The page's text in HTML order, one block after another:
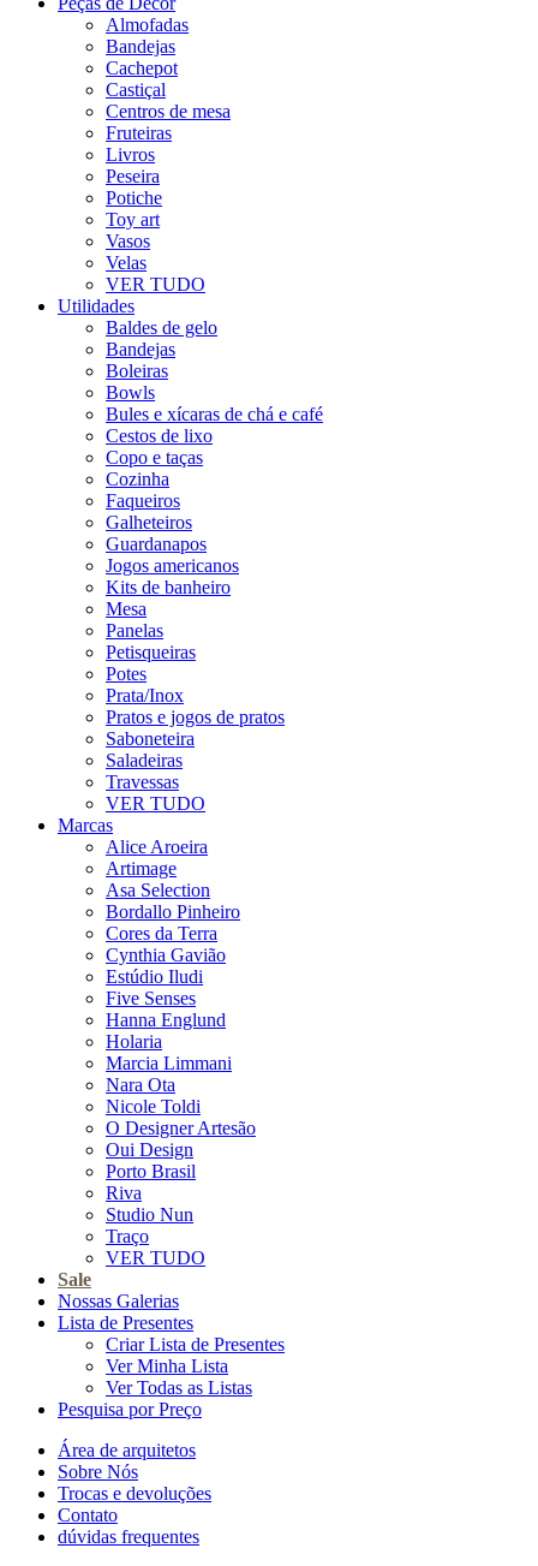
Almofadas
Bandejas
Cachepot
Castiçal
Centros de mesa
Fruteiras
Livros
Peseira
Potiche
Toy art
Vasos
Velas
VER TUDO
Utilidades
Baldes de gelo
Bandejas
Boleiras
Bowls
Bules e xícaras de chá e café
Cestos de lixo
Copo e taças
Cozinha
Faqueiros
Galheteiros
Guardanapos
Jogos americanos
Kits de banheiro
Mesa
Panelas
Petisqueiras
Potes
Prata/Inox
Pratos e jogos de pratos
Saboneteira
Saladeiras
Travessas
VER TUDO
Marcas
Alice Aroeira
Artimage
Asa Selection
Bordallo Pinheiro
Cores da Terra
Cynthia Gavião
Estúdio Iludi
Five Senses
Hanna Englund
Holaria
Marcia Limmani
Nara Ota
Nicole Toldi
O Designer Artesão
Oui Design
Porto Brasil
Riva
Studio Nun
Traço
VER TUDO
Sale
Nossas Galerias
Lista de Presentes
Criar Lista de Presentes
Ver Minha Lista
Ver Todas as Listas
Pesquisa por Preço
Área de arquitetos
Sobre Nós
Trocas e devoluções
Contato
dúvidas frequentes